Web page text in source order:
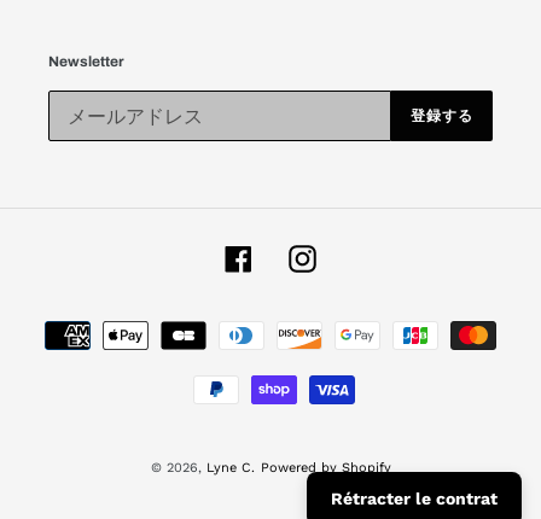
Newsletter
登録する
FacebookInstagram
お
支
払
い
© 2026, Lyne C. Powered by Shopify
Rétracter le contrat